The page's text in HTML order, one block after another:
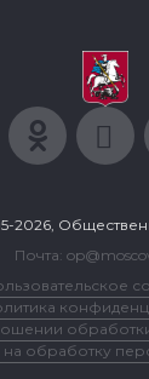
2026,
Почта:
на обработку